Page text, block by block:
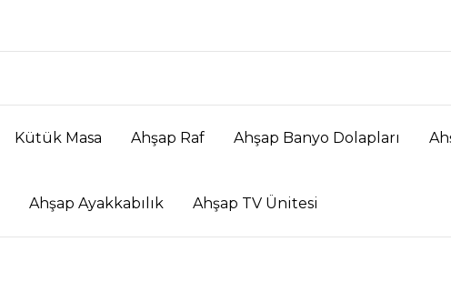
Kütük Masa Ahşap Raf Ahşap Banyo Dolapları
Ahşap Ayakkabılık Ahşap TV Ünitesi